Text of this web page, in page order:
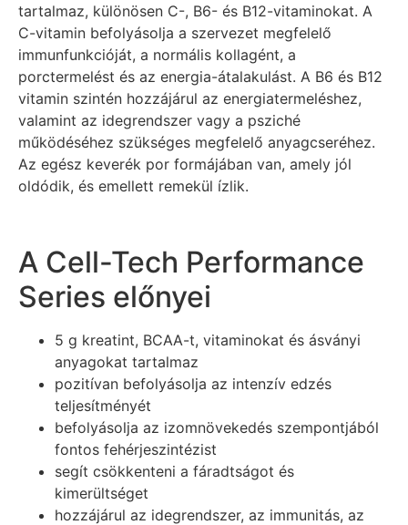
tartalmaz, különösen C-, B6- és B12-vitaminokat. A
C-vitamin befolyásolja a szervezet megfelelő
immunfunkcióját, a normális kollagént, a
porctermelést és az energia-átalakulást. A B6 és B12
vitamin szintén hozzájárul az energiatermeléshez,
valamint az idegrendszer vagy a psziché
működéséhez szükséges megfelelő anyagcseréhez.
Az egész keverék por formájában van, amely jól
oldódik, és emellett remekül ízlik.
A Cell-Tech Performance
Series előnyei
5 g kreatint, BCAA-t, vitaminokat és ásványi
anyagokat tartalmaz
pozitívan befolyásolja az intenzív edzés
teljesítményét
befolyásolja az izomnövekedés szempontjából
fontos fehérjeszintézist
segít csökkenteni a fáradtságot és
kimerültséget
hozzájárul az idegrendszer, az immunitás, az